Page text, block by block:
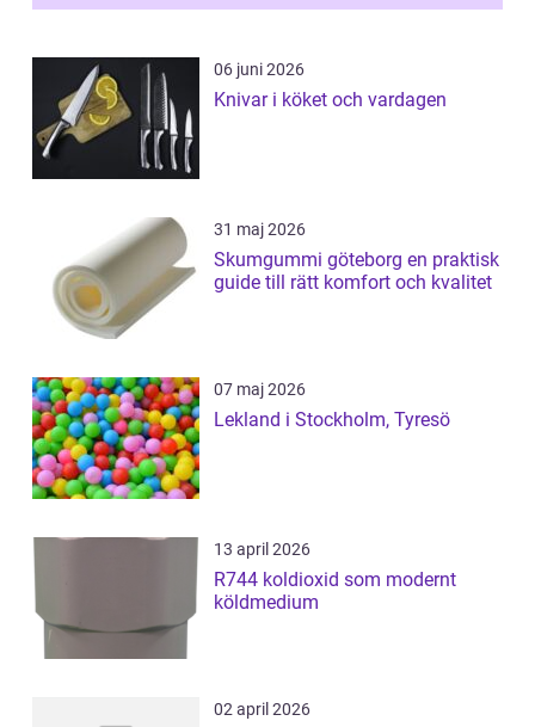
06 juni 2026
Knivar i köket och vardagen
31 maj 2026
Skumgummi göteborg en praktisk
guide till rätt komfort och kvalitet
07 maj 2026
Lekland i Stockholm, Tyresö
13 april 2026
R744 koldioxid som modernt
köldmedium
02 april 2026